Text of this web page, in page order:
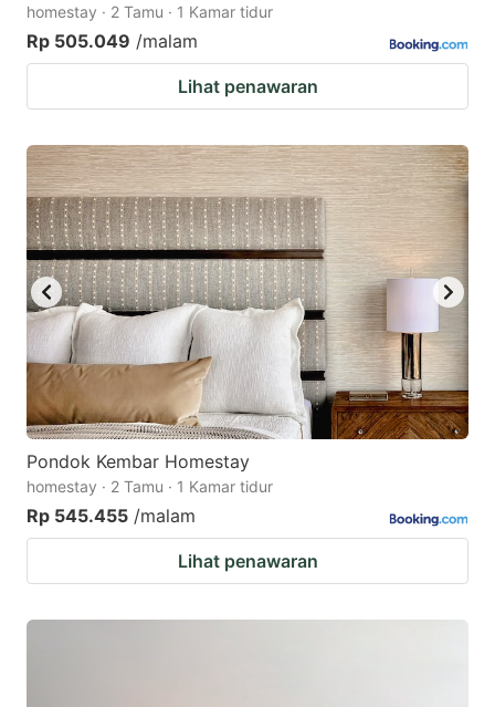
homestay · 2 Tamu · 1 Kamar tidur
Rp 505.049 /malam
Lihat penawaran
Pondok Kembar Homestay
homestay · 2 Tamu · 1 Kamar tidur
Rp 545.455 /malam
Lihat penawaran